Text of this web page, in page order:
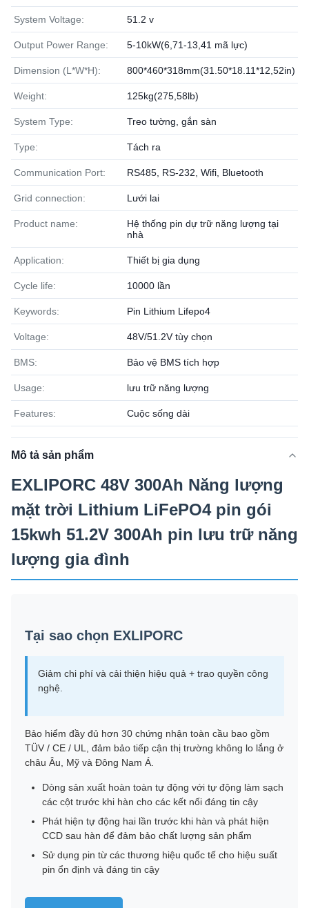
System Voltage: 51.2 v
Output Power Range: 5-10kW(6,71-13,41 mã lực)
Dimension (L*W*H): 800*460*318mm(31.50*18.11*12,52in)
Weight: 125kg(275,58lb)
System Type: Treo tường, gắn sàn
Type: Tách ra
Communication Port: RS485, RS-232, Wifi, Bluetooth
Grid connection: Lưới lai
Product name:
Hệ thống pin dự trữ năng lượng tại
nhà
Application: Thiết bị gia dụng
Cycle life: 10000 lần
Keywords: Pin Lithium Lifepo4
Voltage: 48V/51.2V tùy chọn
BMS: Bảo vệ BMS tích hợp
Usage: lưu trữ năng lượng
Features: Cuộc sống dài
Mô tả sản phẩm
EXLIPORC 48V 300Ah Năng lượng
mặt trời Lithium LiFePO4 pin gói
15kwh 51.2V 300Ah pin lưu trữ năng
lượng gia đình
Tại sao chọn EXLIPORC
Giảm chi phí và cải thiện hiệu quả + trao quyền công
nghệ.
Bảo hiểm đầy đủ hơn 30 chứng nhận toàn cầu bao gồm
TÜV / CE / UL, đảm bảo tiếp cận thị trường không lo lắng ở
châu Âu, Mỹ và Đông Nam Á.
Dòng sản xuất hoàn toàn tự động với tự động làm sạch
các cột trước khi hàn cho các kết nối đáng tin cậy
Phát hiện tự động hai lần trước khi hàn và phát hiện
CCD sau hàn để đảm bảo chất lượng sản phẩm
Sử dụng pin từ các thương hiệu quốc tế cho hiệu suất
pin ổn định và đáng tin cậy